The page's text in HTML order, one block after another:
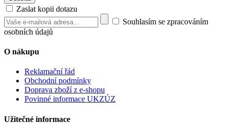
Zaslat kopii dotazu
Souhlasím se zpracováním
osobních údajů
O nákupu
Reklamační řád
Obchodní podmínky
Doprava zboží z e-shopu
Povinné informace UKZÚZ
Užitečné informace